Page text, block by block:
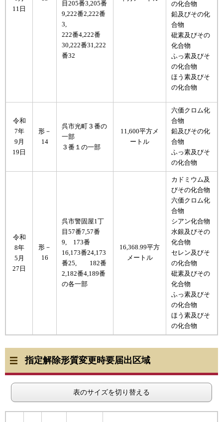
11日
目205番3,205番
9,222番2,222番
3,
222番4,222番
30,222番31,222
番32
の化合物
鉛及びその化
合物
砒素及びその
化合物
ふっ素及びそ
の化合物
ほう素及びそ
の化合物
​令和
7年
9月
19日
形－
14
​呉市光町３番の
一部
３番１の一部
11,600平方メ
ートル
六価クロム化
合物
鉛及びその化
合物
ふっ素及びそ
の化合物
​令和
8年
5月
27日
形－
16
呉市警固屋1丁
目57番7,57番
9, 173番
16,173番24,173
番25, 182番
2,182番4,189番
の各一部
16,368.99平方
メートル
カドミウム及
びその化合物
六価クロム化
合物
シアン化合物
水銀及びその
化合物
セレン及びそ
の化合物
砒素及びその
化合物
ふっ素及びそ
の化合物
ほう素及びそ
の化合物
指定解除形質変更時要届出区域
表のサイズを切り替える